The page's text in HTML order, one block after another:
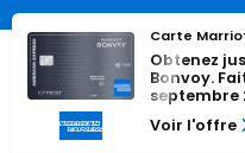
Panneau de gestion des
Passer
contenu
Carte
Obtenez
Bonvoy.
septembre
Voir l'offre